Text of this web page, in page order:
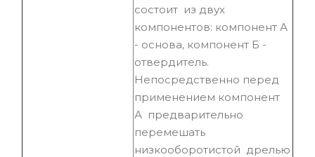
состоит из двух
компонентов: компонент А
- основа, компонент Б -
отвердитель.
Непосредственно перед
применением компонент
А предварительно
перемешать
низкооборотистой дрелью